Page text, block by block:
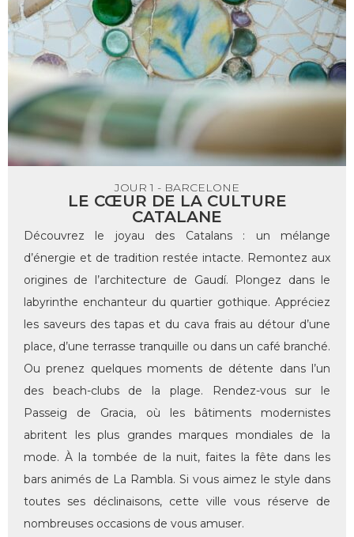
JOUR 1 - BARCELONE
LE CŒUR DE LA CULTURE
CATALANE
Découvrez le joyau des Catalans : un mélange
d’énergie et de tradition restée intacte. Remontez aux
origines de l’architecture de Gaudí. Plongez dans le
labyrinthe enchanteur du quartier gothique. Appréciez
les saveurs des tapas et du cava frais au détour d’une
place, d’une terrasse tranquille ou dans un café branché.
Ou prenez quelques moments de détente dans l’un
des beach-clubs de la plage. Rendez-vous sur le
Passeig de Gracia, où les bâtiments modernistes
abritent les plus grandes marques mondiales de la
mode. À la tombée de la nuit, faites la fête dans les
bars animés de La Rambla. Si vous aimez le style dans
toutes ses déclinaisons, cette ville vous réserve de
nombreuses occasions de vous amuser.